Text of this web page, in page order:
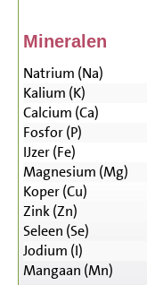
Mineralen
Natrium (Na)
Kalium (K)
Calcium (Ca)
Fosfor (P)
IJzer (Fe)
Magnesium (Mg)
Koper (Cu)
Zink (Zn)
Seleen (Se)
Jodium (I)
Mangaan (Mn)